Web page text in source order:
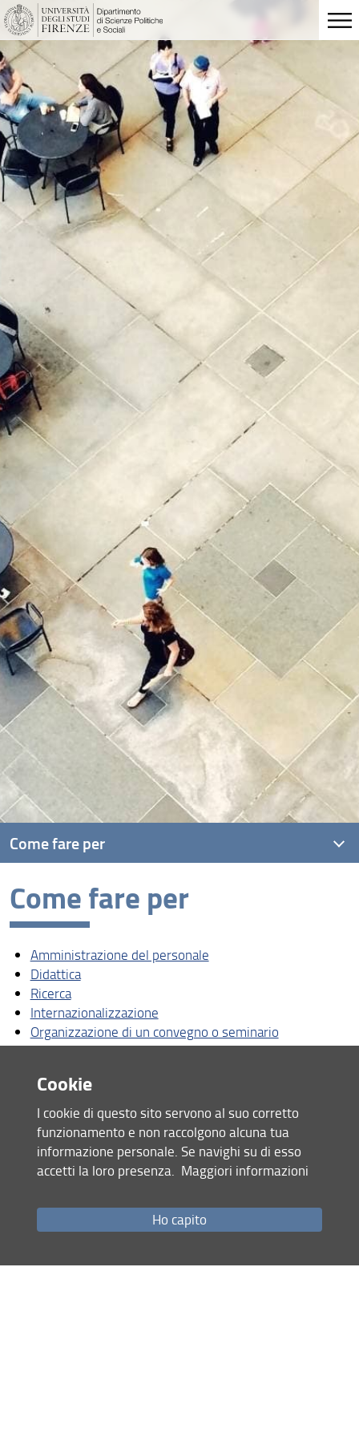
Come fare per
Amministrazione del personale
Didattica
Ricerca
Internazionalizzazione
Organizzazione di un convegno o seminario
Terza missione e comunicazione
Come fare per
Amministrazione del personale
Didattica
Ricerca
Internazionalizzazione
Organizzazione di un convegno o seminario
Note Legali
Cookie
I cookie di questo sito servono al suo corretto
funzionamento e non raccolgono alcuna tua
informazione personale. Se navighi su di esso
accetti la loro presenza. Maggiori informazioni
Ho capito